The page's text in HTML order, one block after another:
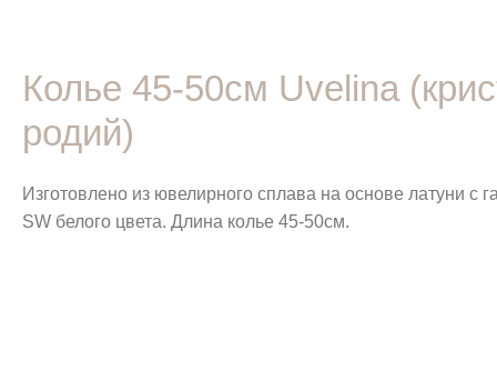
Колье 45-50см Uvelina
родий)
Изготовлено из ювелирного сплава на основе латуни
SW белого цвета. Длина колье 45-50см.